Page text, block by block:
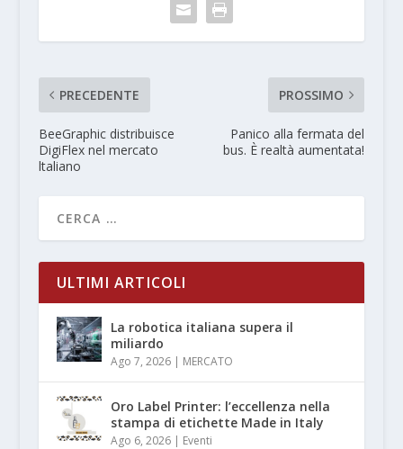
PRECEDENTE
BeeGraphic distribuisce
DigiFlex nel mercato
ltaliano
PROSSIMO
Panico alla fermata del
bus. È realtà aumentata!
ULTIMI ARTICOLI
La robotica italiana supera il
miliardo
Ago 7, 2026| MERCATO
Oro Label Printer: l’eccellenza nella
stampa di etichette Made in Italy
Ago 6, 2026| Eventi